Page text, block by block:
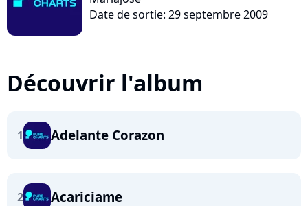
Date de sortie: 29 septembre 2009
Découvrir l'album
1 Adelante Corazon
2 Acariciame